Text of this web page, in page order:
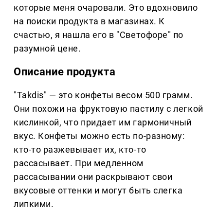
которые меня очаровали. Это вдохновило
на поиски продукта в магазинах. К
счастью, я нашла его в "Светофоре" по
разумной цене.
Описание продукта
"Takdis" — это конфеты весом 500 грамм.
Они похожи на фруктовую пастилу с легкой
кислинкой, что придает им гармоничный
вкус. Конфеты можно есть по-разному:
кто-то разжевывает их, кто-то
рассасывает. При медленном
рассасывании они раскрывают свои
вкусовые оттенки и могут быть слегка
липкими.